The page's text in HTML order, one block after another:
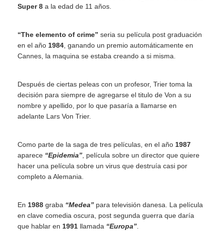
Super 8 a la edad de 11 años.
“The elemento of crime” seria su película post graduación
en el año 1984 , ganando un premio automáticamente en
Cannes, la maquina se estaba creando a si misma.
Después de ciertas peleas con un profesor, Trier toma la
decisión para siempre de agregarse el titulo de Von a su
nombre y apellido, por lo que pasaría a llamarse en
adelante Lars Von Trier.
Como parte de la saga de tres películas, en el año 1987
aparece “Epidemia” , película sobre un director que quiere
hacer una película sobre un virus que destruía casi por
completo a Alemania.
En 1988 graba “Medea” para televisión danesa. La película
en clave comedia oscura, post segunda guerra que daría
que hablar en 1991 llamada “Europa”